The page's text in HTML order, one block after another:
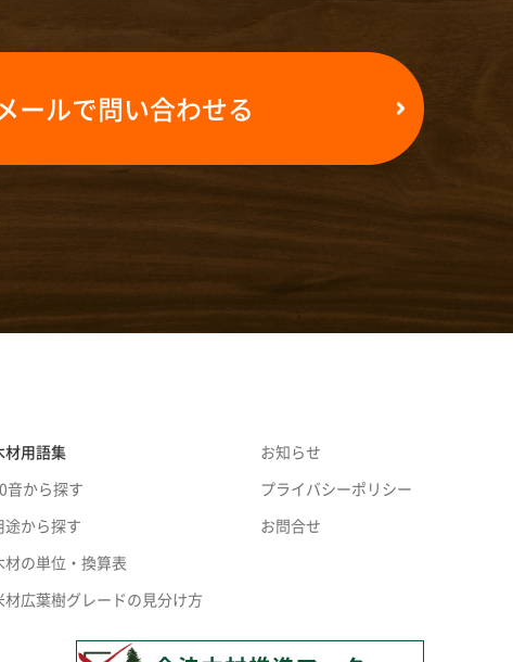
ールで問い合わせる
材用語集
音から探す
途から探す
材の単位・換算表
材広葉樹グレードの見分け方
お知らせ
プライバシーポリシー
お問合せ